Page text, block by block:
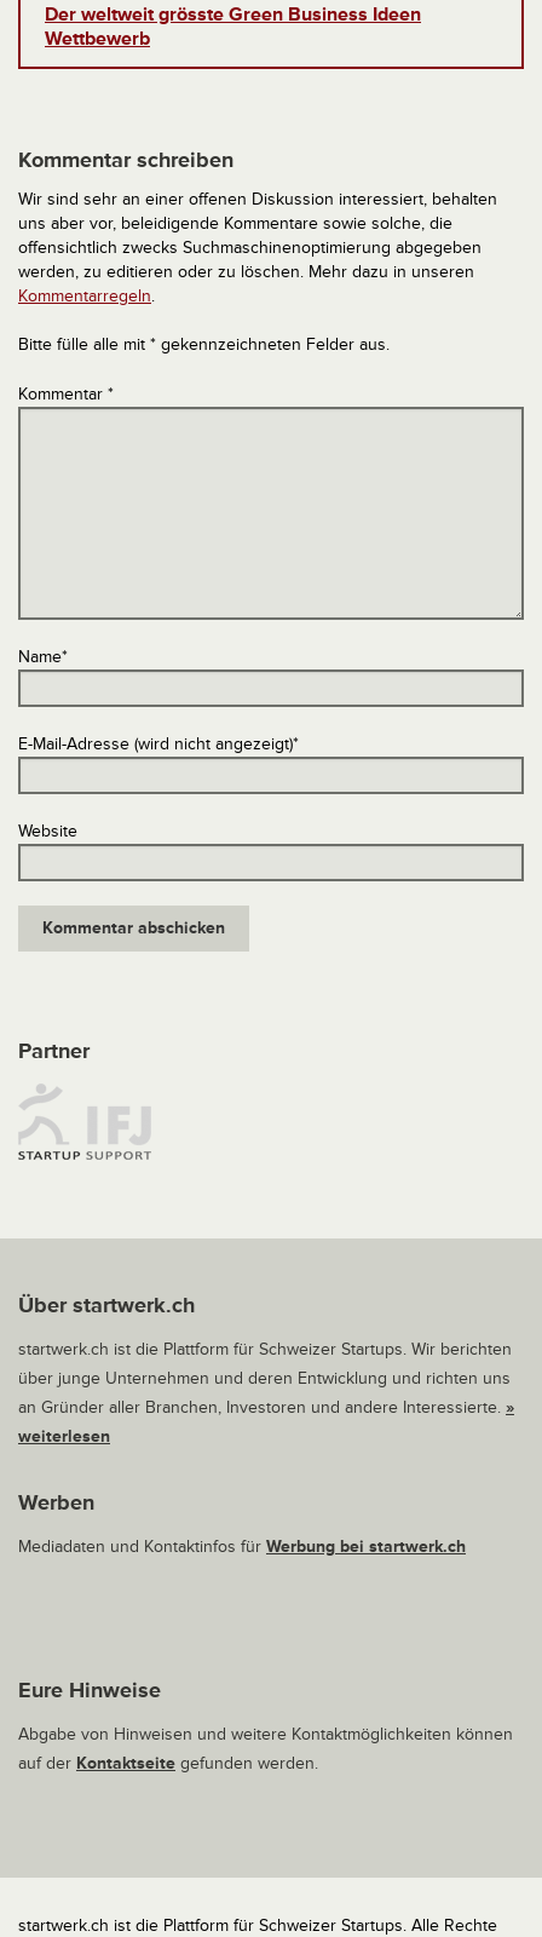
Der weltweit grösste Green Business Ideen
Wettbewerb
Kommentar schreiben
Wir sind sehr an einer offenen Diskussion interessiert, behalten
uns aber vor, beleidigende Kommentare sowie solche, die
offensichtlich zwecks Suchmaschinenoptimierung abgegeben
werden, zu editieren oder zu löschen. Mehr dazu in unseren
Kommentarregeln.
Bitte fülle alle mit * gekennzeichneten Felder aus.
Kommentar *
Name*
E-Mail-Adresse (wird nicht angezeigt)*
Website
Partner
Über startwerk.ch
startwerk.ch ist die Plattform für Schweizer Startups. Wir berichten
über junge Unternehmen und deren Entwicklung und richten uns
an Gründer aller Branchen, Investoren und andere Interessierte. »
weiterlesen
Werben
Mediadaten und Kontaktinfos für Werbung bei startwerk.ch
Eure Hinweise
Abgabe von Hinweisen und weitere Kontaktmöglichkeiten können
auf der Kontaktseite gefunden werden.
startwerk.ch ist die Plattform für Schweizer Startups. Alle Rechte